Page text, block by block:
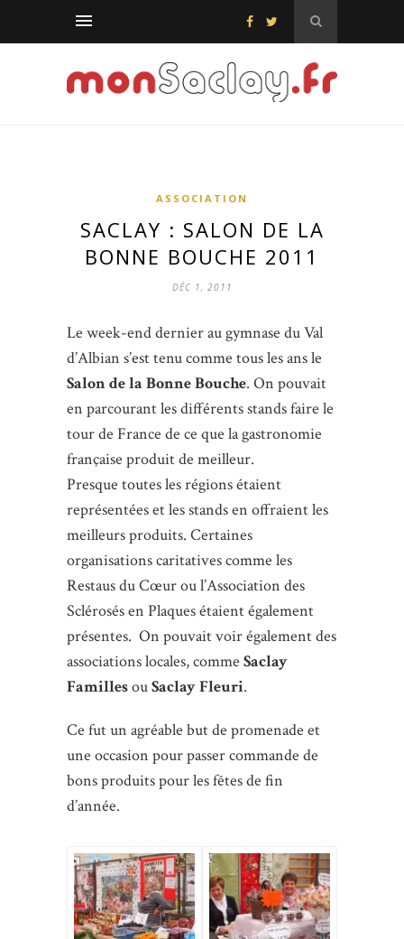
ASSOCIATION
SACLAY : SALON DE LA
BONNE BOUCHE 2011
DÉC 1, 2011
Le week-end dernier au gymnase du Val
d’Albian s’est tenu comme tous les ans le
Salon de la Bonne Bouche. On pouvait
en parcourant les différents stands faire le
tour de France de ce que la gastronomie
française produit de meilleur.
Presque toutes les régions étaient
représentées et les stands en offraient les
meilleurs produits. Certaines
organisations caritatives comme les
Restaus du Cœur ou l’Association des
Sclérosés en Plaques étaient également
présentes. On pouvait voir également des
associations locales, comme Saclay
FamillesouSaclay Fleuri.
Ce fut un agréable but de promenade et
une occasion pour passer commande de
bons produits pour les fêtes de fin
d’année.